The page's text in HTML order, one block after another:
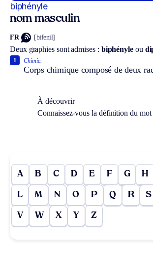
biphényle
nom masculin
FR [bifenil]
Deux graphies sont admises : biphényleou
Chimie.
Corps chimique composé de deux
1
À découvrir
Connaissez-vous la définition du mot
A B C D E F G H
L M N O P Q R S
V W X Y Z